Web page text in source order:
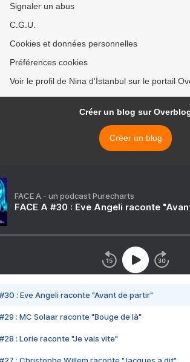
Signaler un abus
C.G.U.
Cookies et données personnelles
Préférences cookies
Voir le profil de Nina d'İstanbul sur le portail
Créer un blog sur
Créer un blog
FACE A - un podcast Purecharts
FACE A #30 : Eve Angeli raconte
#30 : Eve Angeli raconte "Avant de partir"
#29 : MC Solaar raconte "Bouge de là"
#28 : Lorie raconte "Je vais vite"